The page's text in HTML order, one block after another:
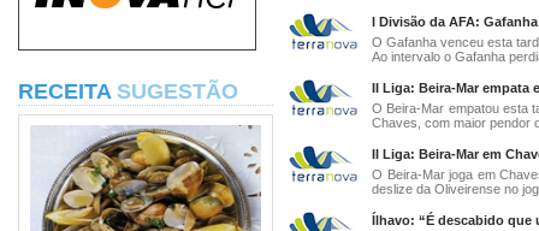
RECEITA SUGESTÃO
I Divisão da AFA:
O Gafanha venceu esta
Ao intervalo o Gafanha
II Liga: Beira-Mar empata
O Beira-Mar empatou esta
Chaves, com maior pendor
II Liga: Beira-Mar em
O Beira-Mar joga em
deslize da Oliveirense no
Ílhavo: “É descabido que